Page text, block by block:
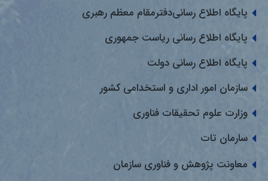
پایگاه اطلاع رسانی‌دفترمقام معظم رهبری
پایگاه اطلاع رسانی ریاست جمهوری
پایگاه اطلاع رسانی دولت
سازمان امور اداری و استخدامی کشور
وزارت علوم تحقیقات فناوری
سارمان تات
معاونت پژوهش و فناوری سازمان